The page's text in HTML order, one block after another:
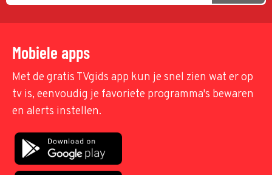
Mobiele apps
Met de gratis TVgids app kun je snel zien wat er op
tv is, eenvoudig je favoriete programma's bewaren
en alerts instellen.